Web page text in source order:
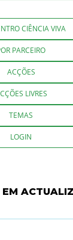
CIÊNCIA VIVA
PARCEIRO
ACÇÕES
LIVRES
TEMAS
LOGIN